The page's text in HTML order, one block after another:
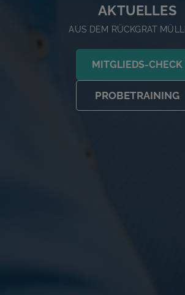
AKTUELLES
AUS DEM RÜCKGRAT
MITGLIEDS-CHECK
PROBETRAINING